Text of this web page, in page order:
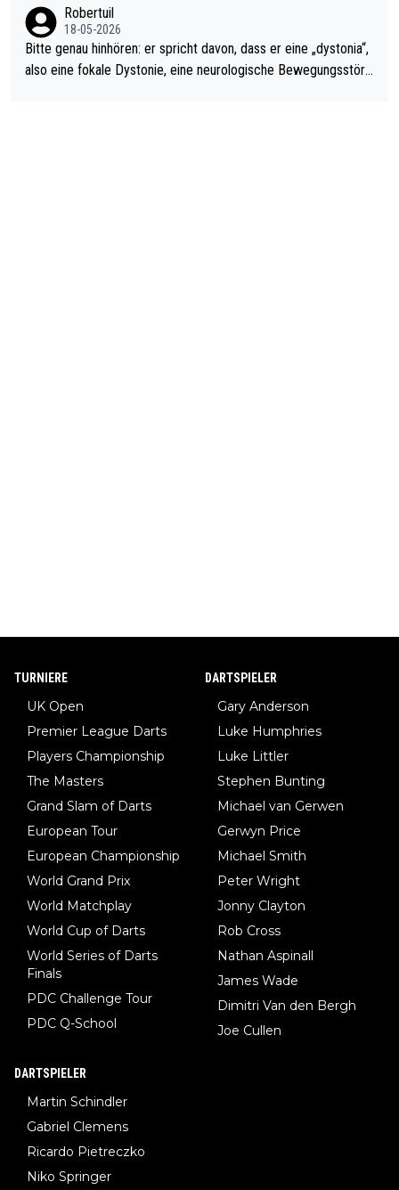
Robertuil
18-05-2026
Bitte genau hinhören: er spricht davon, dass er eine „dystonia“,
also eine fokale Dystonie, eine neurologische Bewegungsstöru
TURNIERE
UK Open
Premier League Darts
Players Championship
The Masters
Grand Slam of Darts
European Tour
European Championship
World Grand Prix
World Matchplay
World Cup of Darts
World Series of Darts
Finals
PDC Challenge Tour
PDC Q-School
DARTSPIELER
Gary Anderson
Luke Humphries
Luke Littler
Stephen Bunting
Michael van Gerwen
Gerwyn Price
Michael Smith
Peter Wright
Jonny Clayton
Rob Cross
Nathan Aspinall
James Wade
Dimitri Van den Bergh
Joe Cullen
DARTSPIELER
Martin Schindler
Gabriel Clemens
Ricardo Pietreczko
Niko Springer